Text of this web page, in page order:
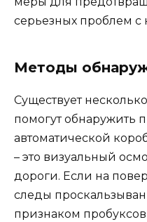
серьезных проблем с
Методы
Существует
помогут обнаружить
автоматической
– это визуальный
дороги. Если на
следы
признаком